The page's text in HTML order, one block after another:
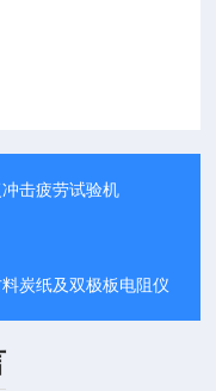
击疲劳试验机
炭纸及双极板电阻仪